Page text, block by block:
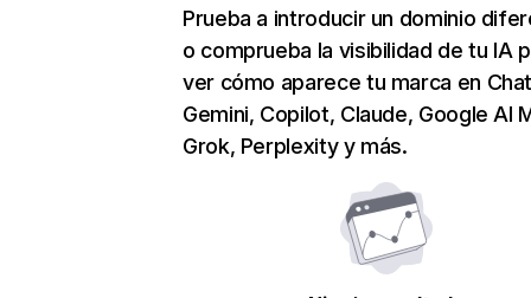
Prueba a introducir un dominio
o comprueba la visibilidad de tu IA
ver cómo aparece tu marca en
Gemini, Copilot, Claude, Google AI
Grok, Perplexity y más.